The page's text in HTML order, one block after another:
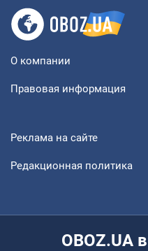
О компании
Правовая информация
Реклама на сайте
Редакционная политика
OBOZ.UA